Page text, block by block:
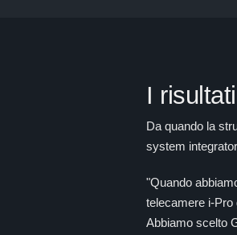
I risultati
Da quando la
system
"Quando
telecamere i-Pro
Abbiamo scelto